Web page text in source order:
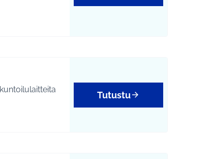
Tutustu